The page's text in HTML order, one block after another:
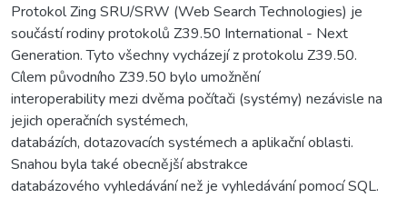
Protokol Zing SRU/SRW (Web Search Technologies) je
součástí rodiny protokolů Z39.50 International - Next
Generation. Tyto všechny vycházejí z protokolu Z39.50.
Cílem původního Z39.50 bylo umožnění
interoperability mezi dvěma počítači (systémy) nezávisle na
jejich operačních systémech,
databázích, dotazovacích systémech a aplikační oblasti.
Snahou byla také obecnější abstrakce
databázového vyhledávání než je vyhledávání pomocí SQL.